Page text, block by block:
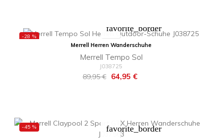
-28 %
favorite_border
Merrell Herren Wanderschuhe
Merrell Tempo Sol
J038725
Regulärer
89,95 € Preis
64,95 €
-45 % favorite_border